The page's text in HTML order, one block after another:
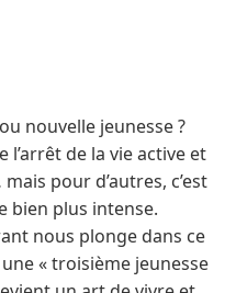
nouvelle jeunesse ?
l’arrêt de la vie active et
pour d’autres, c’est
bien plus intense.
nous plonge dans ce
« troisième jeunesse